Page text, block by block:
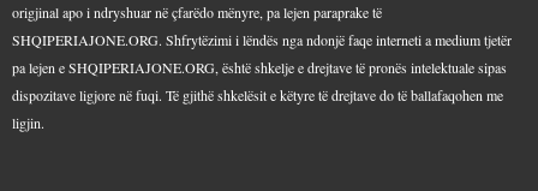
origjinal apo i ndryshuar në çfarëdo mënyre, pa lejen paraprake të
SHQIPERIAJONE.ORG. Shfrytëzimi i lëndës nga ndonjë faqe interneti a medium tjetër
pa lejen e SHQIPERIAJONE.ORG, është shkelje e drejtave të pronës intelektuale sipas
dispozitave ligjore në fuqi. Të gjithë shkelësit e këtyre të drejtave do të ballafaqohen me
ligjin.